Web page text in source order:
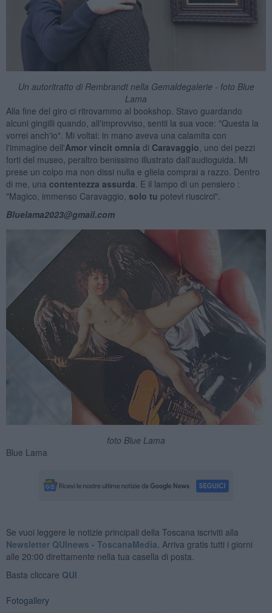
Un autoritratto di Rembrandt nella Gemaldegalerie - foto Blue
Lama
Alla fine del giro ci ritrovammo al bookshop. Stavo guardando
alcuni gingilli quando, all'improvviso, sentii la sua voce: "Questa la
vorrei anch'io". Mi voltai: in mano aveva una calamita con
l'immagine dell'Amor vincit omnia di Caravaggio , uno dei pezzi
forti del museo, peraltro benissimo illustrato dall'audioguida. Mi
prese un colpo ma non dissi nulla e gliela comprai a razzo. Dentro
di me, una contentezza assurda . E il lampo di un pensiero :
"Magico, immenso Caravaggio, solo tu potevi riuscirci".
Bluelama2023@gmail.com
foto Blue Lama
Blue Lama
Se vuoi leggere le notizie principali della Toscana iscriviti alla
Newsletter QUInews - ToscanaMedia. Arriva gratis tutti i giorni
alle 20:00 direttamente nella tua casella di posta.
Basta cliccare QUI
Fotogallery